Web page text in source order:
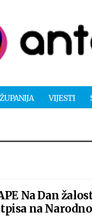
ŽUPANIJA VIJESTI
Na Dan
na